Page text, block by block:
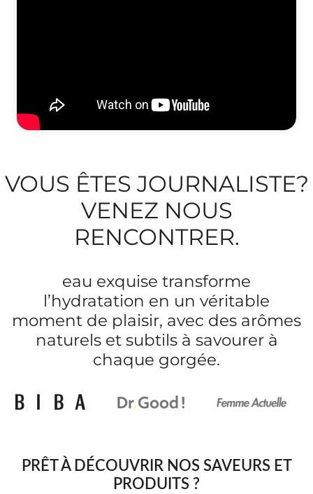
VOUS ÊTES JOURNALISTE?
VENEZ NOUS
RENCONTRER.
eau exquise transforme
l’hydratation en un véritable
moment de plaisir, avec des arômes
naturels et subtils à savourer à
chaque gorgée.
PRÊT À DÉCOUVRIR NOS SAVEURS ET
PRODUITS ?